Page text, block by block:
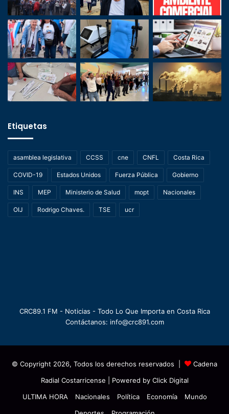
Etiquetas
asamblea legislativa CCSS cne CNFL Costa Rica
COVID-19 Estados Unidos Fuerza Pública Gobierno
INS MEP Ministerio de Salud mopt Nacionales
OIJ Rodrigo Chaves. TSE ucr
CRC89.1 FM - Noticias - Todo Lo Que Importa en Costa Rica
Contáctanos: info@crc891.com
© Copyright 2026, Todos los derechos reservados |
Cadena
Radial Costarricense | Powered by Click Digital
ULTIMA HORA
Nacionales Política Economía
Mundo